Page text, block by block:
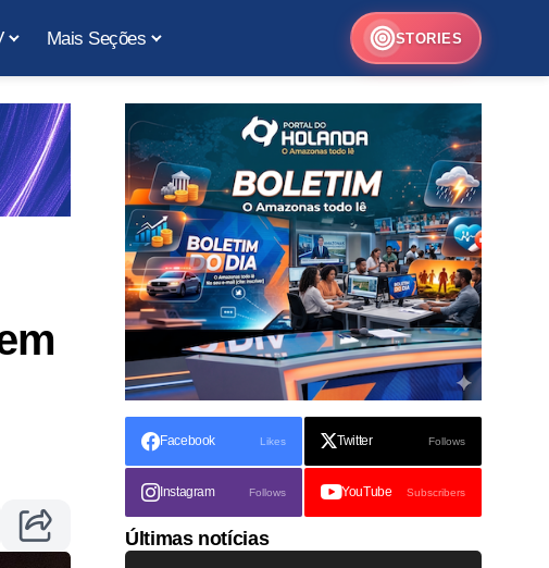
Mais Seções STORIES
Facebook Likes Twitter Follows
Instagram Follows YouTube Subscribers
Últimas notícias